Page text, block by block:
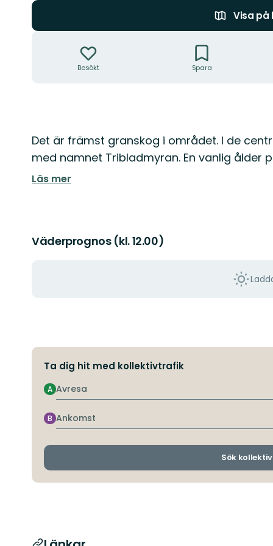
Visa på
Besökt Spara
Beskrivning
Det är främst granskog i området. I de
med namnet Tribladmyran. En vanlig ålder
Läs mer
Väderprognos (kl. 12.00)
Ta dig hit med kollektivtrafik
Avresa
A
Ankomst
B
Sök